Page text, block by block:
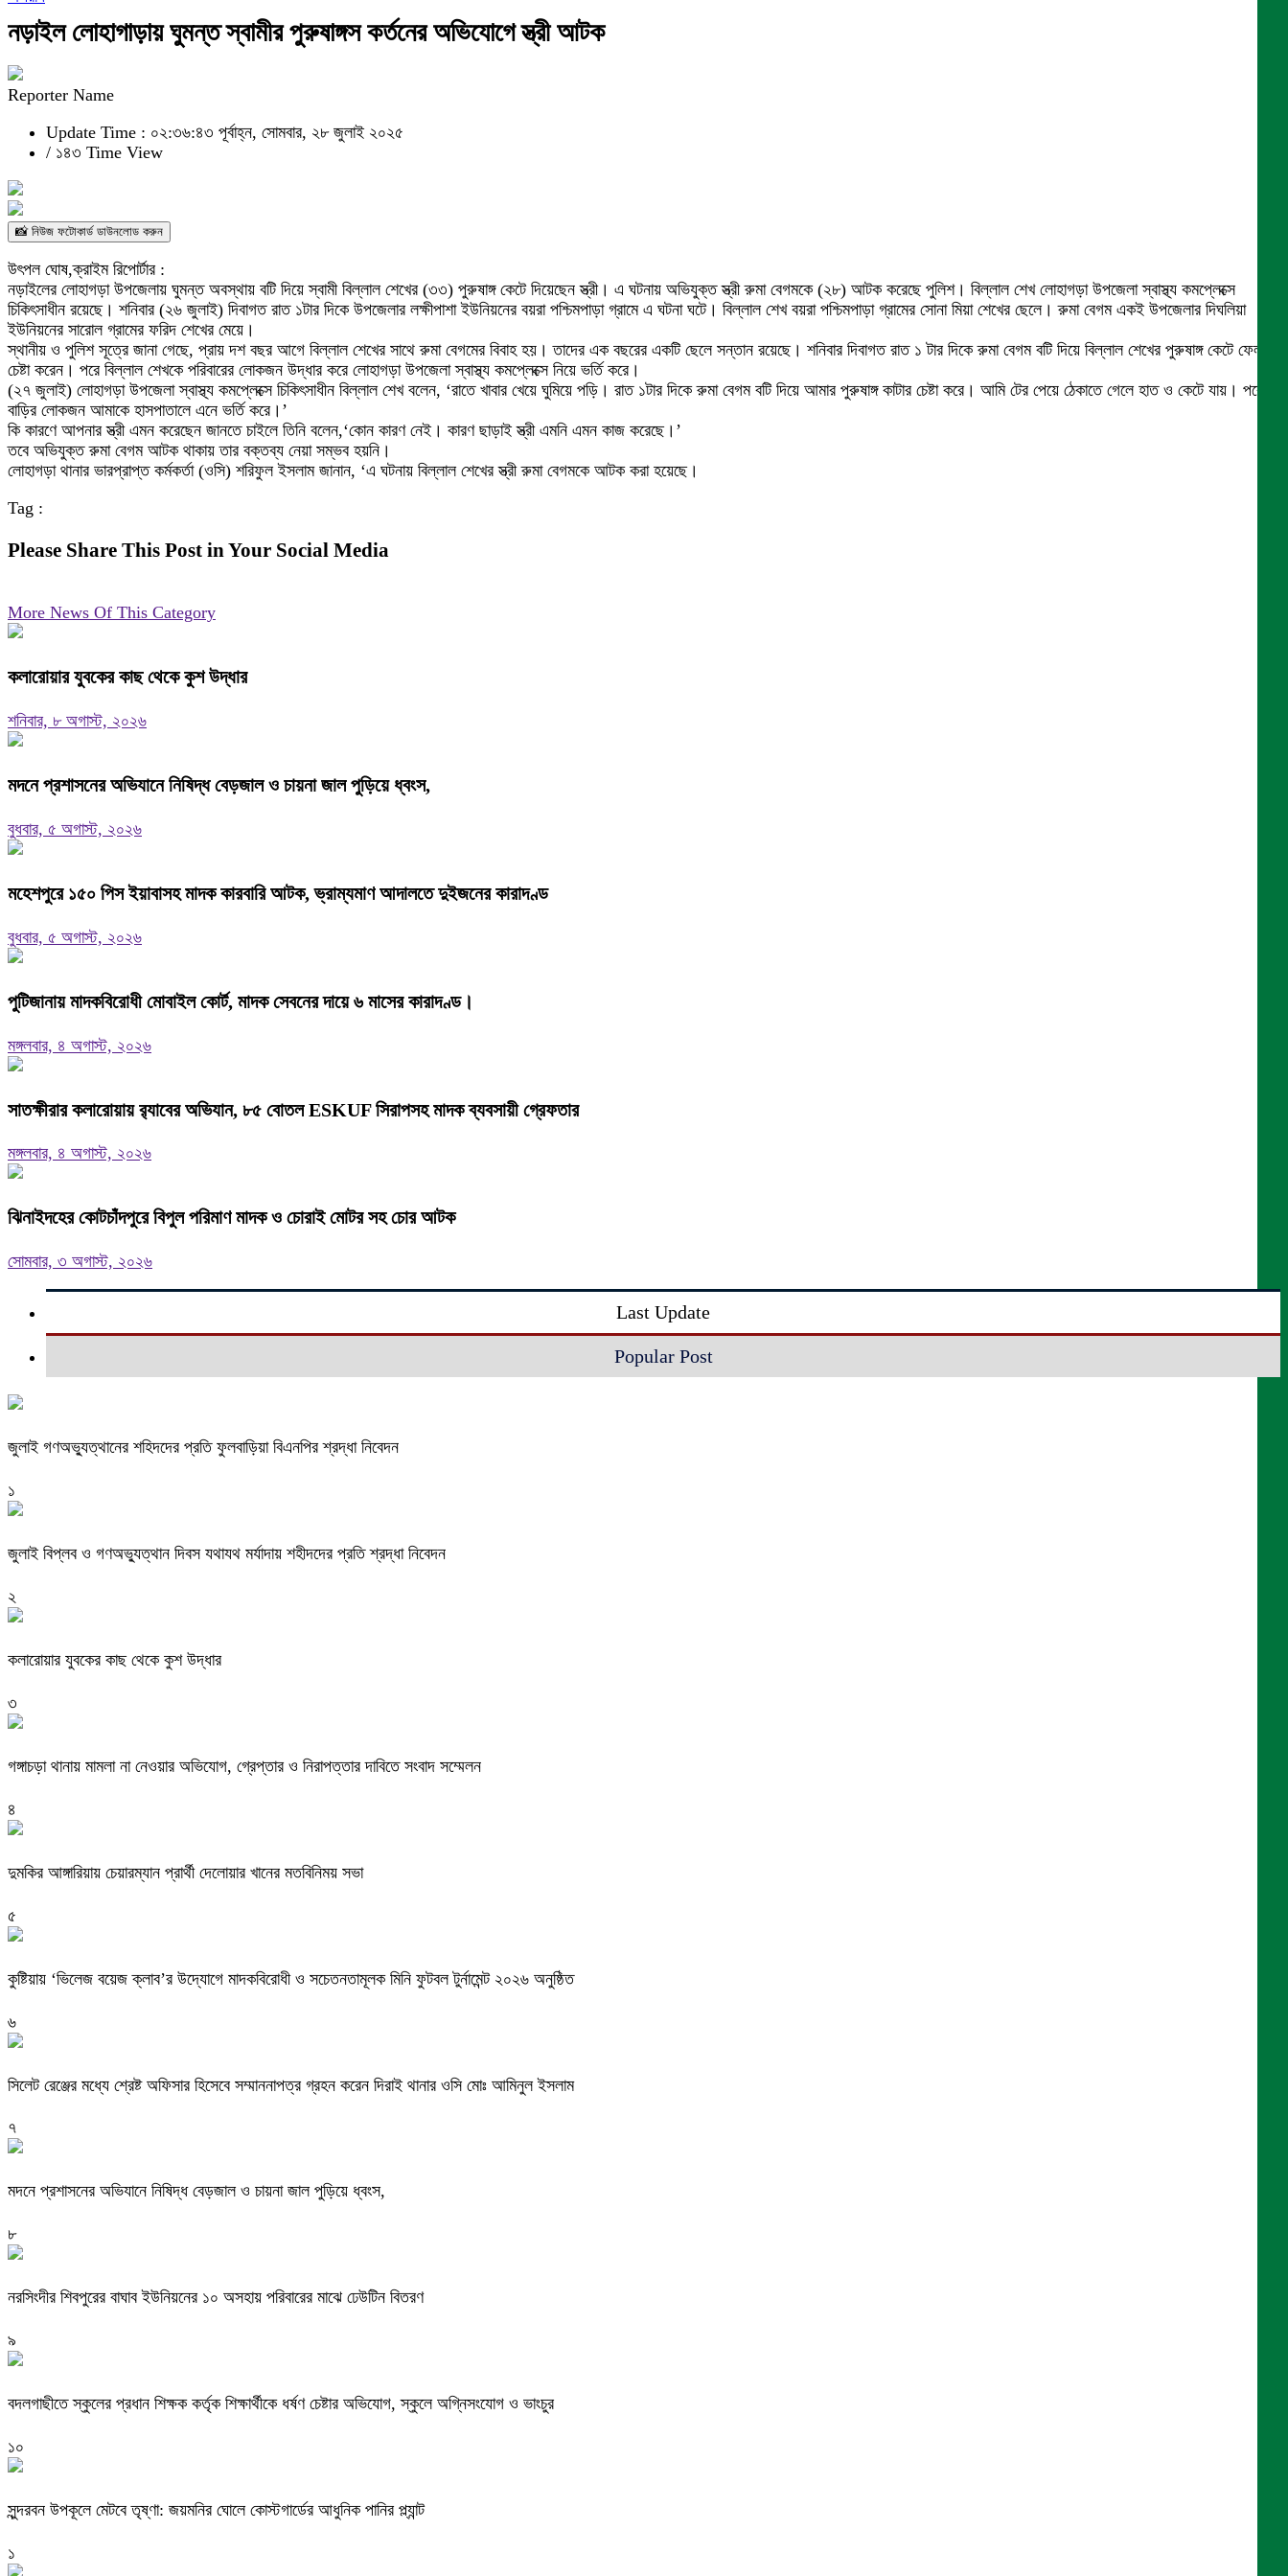
নড়াইল লোহাগাড়ায় ঘুমন্ত স্বামীর পুরুষাঙ্গস কর্তনের অভিযোগে স্ত্রী আটক
Reporter Name
Update Time : ০২:৩৬:৪৩ পূর্বাহ্ন, সোমবার, ২৮ জুলাই ২০২৫
/ ১৪৩ Time View
📸 নিউজ ফটোকার্ড ডাউনলোড করুন
উৎপল ঘোষ,ক্রাইম রিপোর্টার :
নড়াইলের লোহাগড়া উপজেলায় ঘুমন্ত অবস্থায় বটি দিয়ে স্বামী বিল্লাল শেখের (৩৩) পুরুষাঙ্গ কেটে দিয়েছেন স্ত্রী। এ ঘটনায় অভিযুক্ত স্ত্রী রুমা বেগমকে (২৮) আটক করেছে পুলিশ। বিল্লাল শেখ লোহাগড়া উপজেলা স্বাস্থ্য কমপ্লেক্সে
চিকিৎসাধীন রয়েছে। শনিবার (২৬ জুলাই) দিবাগত রাত ১টার দিকে উপজেলার লক্ষীপাশা ইউনিয়নের বয়রা পশ্চিমপাড়া গ্রামে এ ঘটনা ঘটে। বিল্লাল শেখ বয়রা পশ্চিমপাড়া গ্রামের সোনা মিয়া শেখের ছেলে। রুমা বেগম একই উপজেলার দিঘলিয়া
ইউনিয়নের সারোল গ্রামের ফরিদ শেখের মেয়ে।
স্থানীয় ও পুলিশ সূত্রে জানা গেছে, প্রায় দশ বছর আগে বিল্লাল শেখের সাথে রুমা বেগমের বিবাহ হয়। তাদের এক বছরের একটি ছেলে সন্তান রয়েছে। শনিবার দিবাগত রাত ১ টার দিকে রুমা বেগম বটি দিয়ে বিল্লাল শেখের পুরুষাঙ্গ কেটে ফেলার
চেষ্টা করেন। পরে বিল্লাল শেখকে পরিবারের লোকজন উদ্ধার করে লোহাগড়া উপজেলা স্বাস্থ্য কমপ্লেক্সে নিয়ে ভর্তি করে।
(২৭ জুলাই) লোহাগড়া উপজেলা স্বাস্থ্য কমপ্লেক্সে চিকিৎসাধীন বিল্লাল শেখ বলেন, ‘রাতে খাবার খেয়ে ঘুমিয়ে পড়ি। রাত ১টার দিকে রুমা বেগম বটি দিয়ে আমার পুরুষাঙ্গ কাটার চেষ্টা করে। আমি টের পেয়ে ঠেকাতে গেলে হাত ও কেটে যায়। পরে
বাড়ির লোকজন আমাকে হাসপাতালে এনে ভর্তি করে।’
কি কারণে আপনার স্ত্রী এমন করেছেন জানতে চাইলে তিনি বলেন,‘কোন কারণ নেই। কারণ ছাড়াই স্ত্রী এমনি এমন কাজ করেছে।’
তবে অভিযুক্ত রুমা বেগম আটক থাকায় তার বক্তব্য নেয়া সম্ভব হয়নি।
লোহাগড়া থানার ভারপ্রাপ্ত কর্মকর্তা (ওসি) শরিফুল ইসলাম জানান, ‘এ ঘটনায় বিল্লাল শেখের স্ত্রী রুমা বেগমকে আটক করা হয়েছে।
Tag :
Please Share This Post in Your Social Media
More News Of This Category
কলারোয়ার যুবকের কাছ থেকে কুশ উদ্ধার
শনিবার, ৮ অগাস্ট, ২০২৬
মদনে প্রশাসনের অভিযানে নিষিদ্ধ বেড়জাল ও চায়না জাল পুড়িয়ে ধ্বংস,
বুধবার, ৫ অগাস্ট, ২০২৬
মহেশপুরে ১৫০ পিস ইয়াবাসহ মাদক কারবারি আটক, ভ্রাম্যমাণ আদালতে দুইজনের কারাদণ্ড
বুধবার, ৫ অগাস্ট, ২০২৬
পুটিজানায় মাদকবিরোধী মোবাইল কোর্ট, মাদক সেবনের দায়ে ৬ মাসের কারাদণ্ড।
মঙ্গলবার, ৪ অগাস্ট, ২০২৬
সাতক্ষীরার কলারোয়ায় র‍্যাবের অভিযান, ৮৫ বোতল ESKUF সিরাপসহ মাদক ব্যবসায়ী গ্রেফতার
মঙ্গলবার, ৪ অগাস্ট, ২০২৬
ঝিনাইদহের কোটচাঁদপুরে বিপুল পরিমাণ মাদক ও চোরাই মোটর সহ চোর আটক
সোমবার, ৩ অগাস্ট, ২০২৬
Last Update
Popular Post
জুলাই গণঅভ্যুত্থানের শহিদদের প্রতি ফুলবাড়িয়া বিএনপির শ্রদ্ধা নিবেদন
১
জুলাই বিপ্লব ও গণঅভ্যুত্থান দিবস যথাযথ মর্যাদায় শহীদদের প্রতি শ্রদ্ধা নিবেদন
২
কলারোয়ার যুবকের কাছ থেকে কুশ উদ্ধার
৩
গঙ্গাচড়া থানায় মামলা না নেওয়ার অভিযোগ, গ্রেপ্তার ও নিরাপত্তার দাবিতে সংবাদ সম্মেলন
৪
দুমকির আঙ্গারিয়ায় চেয়ারম্যান প্রার্থী দেলোয়ার খানের মতবিনিময় সভা
৫
কুষ্টিয়ায় ‘ভিলেজ বয়েজ ক্লাব’র উদ্যোগে মাদকবিরোধী ও সচেতনতামূলক মিনি ফুটবল টুর্নামেন্ট ২০২৬ অনুষ্ঠিত
৬
সিলেট রেঞ্জের মধ্যে শ্রেষ্ট অফিসার হিসেবে সম্মাননাপত্র গ্রহন করেন দিরাই থানার ওসি মোঃ আমিনুল ইসলাম
৭
মদনে প্রশাসনের অভিযানে নিষিদ্ধ বেড়জাল ও চায়না জাল পুড়িয়ে ধ্বংস,
৮
নরসিংদীর শিবপুরের বাঘাব ইউনিয়নের ১০ অসহায় পরিবারের মাঝে ঢেউটিন বিতরণ
৯
বদলগাছীতে স্কুলের প্রধান শিক্ষক কর্তৃক শিক্ষার্থীকে ধর্ষণ চেষ্টার অভিযোগ, স্কুলে অগ্নিসংযোগ ও ভাংচুর
১০
সুন্দরবন উপকূলে মেটবে তৃষ্ণা: জয়মনির ঘোলে কোস্টগার্ডের আধুনিক পানির প্ল্যান্ট
১